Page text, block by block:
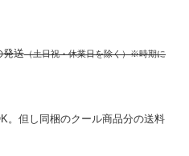
発送（土日祝・休業日を除く）※時期に
。但し同梱のクール商品分の送料